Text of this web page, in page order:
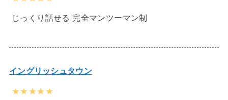
じっくり話せる 完全マンツーマン制
イングリッシュタウン
★★★★★